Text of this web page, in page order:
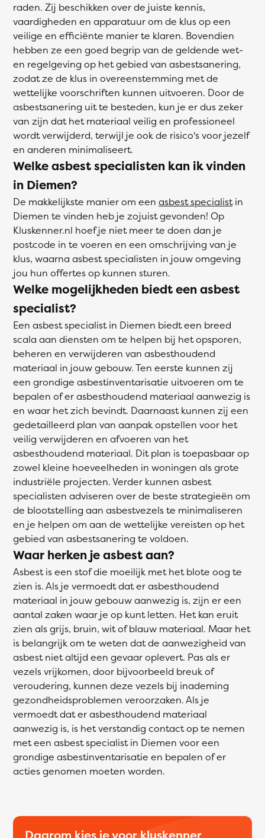
raden. Zij beschikken over de juiste kennis,
vaardigheden en apparatuur om de klus op een
veilige en efficiënte manier te klaren. Bovendien
hebben ze een goed begrip van de geldende wet-
en regelgeving op het gebied van asbestsanering,
zodat ze de klus in overeenstemming met de
wettelijke voorschriften kunnen uitvoeren. Door de
asbestsanering uit te besteden, kun je er dus zeker
van zijn dat het materiaal veilig en professioneel
wordt verwijderd, terwijl je ook de risico's voor jezelf
en anderen minimaliseert.
Welke asbest specialisten kan ik vinden
in Diemen?
De makkelijkste manier om een asbest specialistin
Diemen te vinden heb je zojuist gevonden! Op
Kluskenner.nl hoef je niet meer te doen dan je
postcode in te voeren en een omschrijving van je
klus, waarna asbest specialisten in jouw omgeving
jou hun offertes op kunnen sturen.
Welke mogelijkheden biedt een asbest
specialist?
Een asbest specialist in Diemen biedt een breed
scala aan diensten om te helpen bij het opsporen,
beheren en verwijderen van asbesthoudend
materiaal in jouw gebouw. Ten eerste kunnen zij
een grondige asbestinventarisatie uitvoeren om te
bepalen of er asbesthoudend materiaal aanwezig is
en waar het zich bevindt. Daarnaast kunnen zij een
gedetailleerd plan van aanpak opstellen voor het
veilig verwijderen en afvoeren van het
asbesthoudend materiaal. Dit plan is toepasbaar op
zowel kleine hoeveelheden in woningen als grote
industriële projecten. Verder kunnen asbest
specialisten adviseren over de beste strategieën om
de blootstelling aan asbestvezels te minimaliseren
en je helpen om aan de wettelijke vereisten op het
gebied van asbestsanering te voldoen.
Waar herken je asbest aan?
Asbest is een stof die moeilijk met het blote oog te
zien is. Als je vermoedt dat er asbesthoudend
materiaal in jouw gebouw aanwezig is, zijn er een
aantal zaken waar je op kunt letten. Het kan eruit
zien als grijs, bruin, wit of blauw materiaal. Maar het
is belangrijk om te weten dat de aanwezigheid van
asbest niet altijd een gevaar oplevert. Pas als er
vezels vrijkomen, door bijvoorbeeld breuk of
veroudering, kunnen deze vezels bij inademing
gezondheidsproblemen veroorzaken. Als je
vermoedt dat er asbesthoudend materiaal
aanwezig is, is het verstandig contact op te nemen
met een asbest specialist in Diemen voor een
grondige asbestinventarisatie en bepalen of er
acties genomen moeten worden.
Daarom kies je voor kluskenner